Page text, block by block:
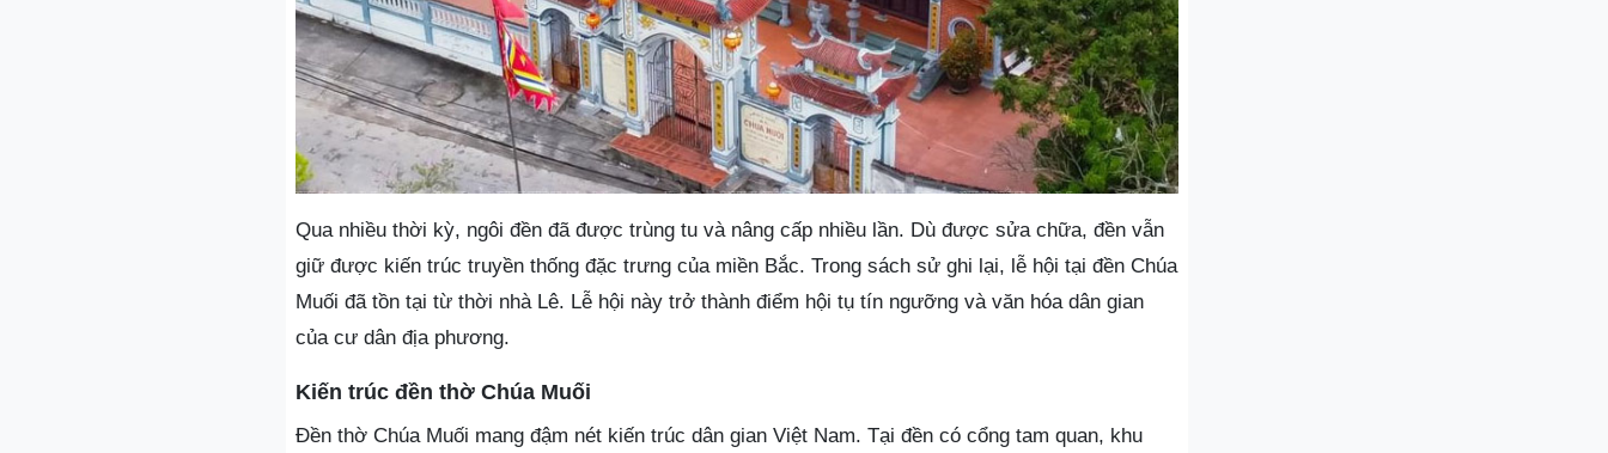
Qua nhiều thời kỳ, ngôi đền đã được trùng tu và nâng cấp nhiều lần. Dù được sửa chữa, đền vẫn
giữ được kiến trúc truyền thống đặc trưng của miền Bắc. Trong sách sử ghi lại, lễ hội tại đền Chúa
Muối đã tồn tại từ thời nhà Lê. Lễ hội này trở thành điểm hội tụ tín ngưỡng và văn hóa dân gian
của cư dân địa phương.
Kiến trúc đền thờ Chúa Muối
Đền thờ Chúa Muối mang đậm nét kiến trúc dân gian Việt Nam. Tại đền có cổng tam quan, khu